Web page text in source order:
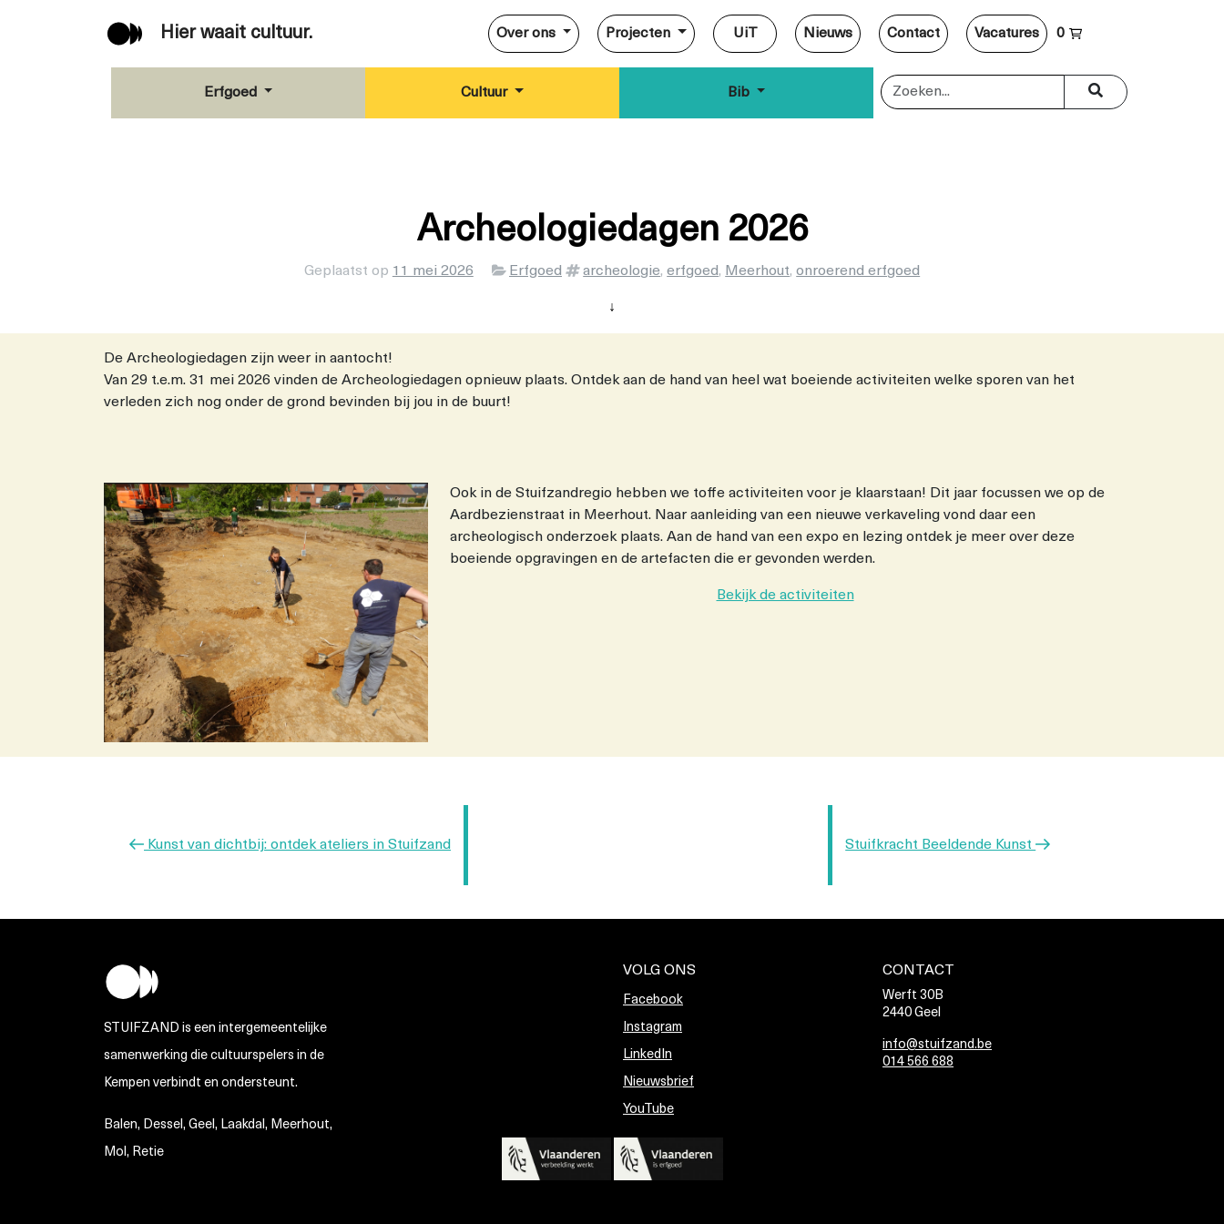
Hier waait cultuur. Over ons Projecten UiT Nieuws Contact Vacatures 0
Erfgoed Cultuur Bib
Archeologiedagen 2026
Geplaatst op 11 mei 2026 Categorieën
Erfgoed Tags
archeologie,erfgoed, Meerhout,onroerend erfgoed
↓
De Archeologiedagen zijn weer in aantocht!
Van 29 t.e.m. 31 mei 2026 vinden de Archeologiedagen opnieuw plaats. Ontdek aan de hand van heel wat boeiende activiteiten welke sporen van het
verleden zich nog onder de grond bevinden bij jou in de buurt!
Ook in de Stuifzandregio hebben we toffe activiteiten voor je klaarstaan! Dit jaar focussen we op de
Aardbezienstraat in Meerhout. Naar aanleiding van een nieuwe verkaveling vond daar een
archeologisch onderzoek plaats. Aan de hand van een expo en lezing ontdek je meer over deze
boeiende opgravingen en de artefacten die er gevonden werden.
Bekijk de activiteiten
VorigKunst van dichtbij: ontdek ateliers in Stuifzand
Volgend
Stuifkracht Beeldende Kunst
STUIFZAND is een intergemeentelijke
samenwerking die cultuurspelers in de
Kempen verbindt en ondersteunt.
Balen, Dessel, Geel, Laakdal, Meerhout,
Mol, Retie
VOLG ONS
Facebook
Instagram
LinkedIn
Nieuwsbrief
YouTube
CONTACT
Werft 30B
2440 Geel
info@stuifzand.be
014 566 688